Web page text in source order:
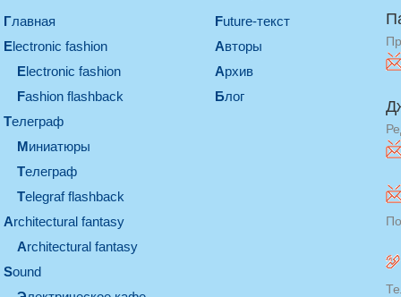
Главная
electronic fashion
electronic fashion
Fashion flashback
телеграф
миниатюры
телеграф
Telegraf flashback
architectural fantasy
architectural fantasy
sound
Future-текст
Авторы
Архив
Блог